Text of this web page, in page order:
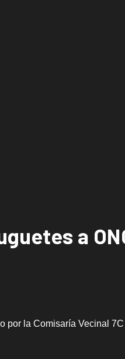
a
la Comisaría Vecinal